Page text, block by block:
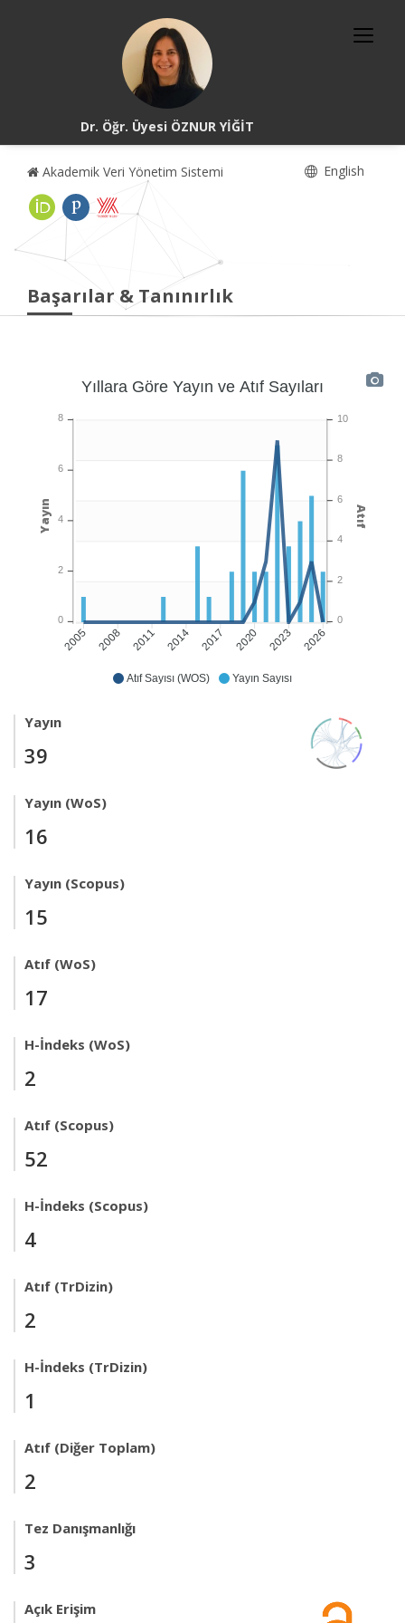
Dr. Öğr. Üyesi ÖZNUR YİĞİT
Akademik Veri Yönetim Sistemi English
Başarılar & Tanınırlık
Atıf Sayısı (WOS) Yayın Sayısı
2005 2008 2011 2014 2017 2020 2023 2026
Yıllara Göre Yayın ve Atıf Sayıları
10
8
6
4
2
0
Atıf
8
6
4
2
0
Yayın
Yayın
39
Yayın (WoS)
16
Yayın (Scopus)
15
Atıf (WoS)
17
H-İndeks (WoS)
2
Atıf (Scopus)
52
H-İndeks (Scopus)
4
Atıf (TrDizin)
2
H-İndeks (TrDizin)
1
Atıf (Diğer Toplam)
2
Tez Danışmanlığı
3
Açık Erişim